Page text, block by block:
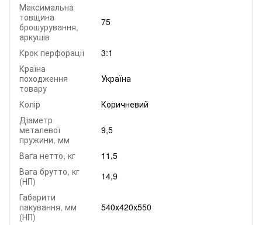
Максимальна
товщина
брошурування,
аркушів
75
Крок перфорації
3:1
Країна
походження
товару
Україна
Колір
Коричневий
Діаметр
металевої
пружини, мм
9,5
Вага нетто, кг
11,5
Вага брутто, кг
(НП)
14,9
Габарити
пакування, мм
(НП)
540х420х550